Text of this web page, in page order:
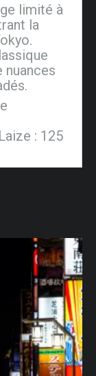
limité à
la
nuances
: 125